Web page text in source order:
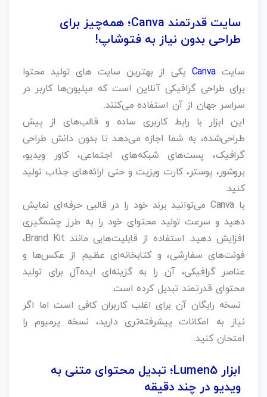
سایت قدرتمند Canva؛ همه‌چیز برای
طراحی بدون نیاز به فتوشاپ!
سایتCanva یکی از بهترین سایت های تولید محتوا
برای طراحی گرافیکی آنلاین است که میلیون‌ها کاربر در
سراسر جهان از آن استفاده می‌کنند.
این ابزار با رابط کاربری ساده و قالب‌های از پیش
طراحی‌شده، به شما اجازه می‌دهد تا بدون دانش طراحی
گرافیک، پست‌های شبکه‌های اجتماعی، کاور ویدیو،
بروشور، پوستر، کارت ویزیت و حتی ارائه‌های جذاب تولید
کنید.
با Canva می‌توانید برند خود را در قالبی حرفه‌ای نمایش
دهید و سرعت تولید محتوای خود را به طرز چشمگیری
افزایش دهید. استفاده از قابلیت‌هایی مانند Brand Kit،
فونت‌های سفارشی، و کتابخانه‌ای عظیم از عکس‌ها و
عناصر گرافیکی، آن را به گزینه‌ای ایده‌آل برای تولید
محتوای قدرتمند تبدیل کرده است.
نسخه رایگان آن برای اغلب کاربران کافی است اما اگر
نیاز به امکانات پیشرفته‌تری دارید، نسخه پرمیوم را
امتحان کنید.
ابزار Lumen5؛ تبدیل محتوای متنی به
ویدیو در چند دقیقه